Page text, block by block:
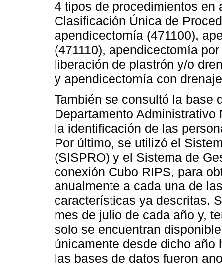
4 tipos de procedimientos en
Clasificación Única de
apendicectomía (471100),
(471110), apendicectomía
liberación de plastrón y/o
y apendicectomía con
También se consultó la base
Departamento
la identificación de las
Por último, se utilizó el
(SISPRO) y el Sistema de
conexión Cubo RIPS, para
anualmente a cada una de
características ya descritas.
mes de julio de cada año y,
solo se encuentran
únicamente desde dicho año
las bases de datos fueron